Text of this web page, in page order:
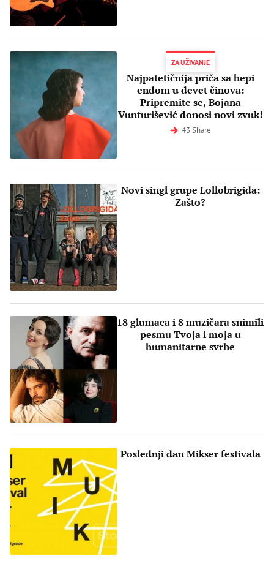
ZA UŽIVANJE
Najpatetičnija priča sa hepi
endom u devet činova:
Pripremite se, Bojana
Vunturišević donosi novi zvuk!
43 Share
Novi singl grupe Lollobrigida:
Zašto?
18 glumaca i 8 muzičara snimili
pesmu Tvoja i moja u
humanitarne svrhe
Poslednji dan Mikser festivala